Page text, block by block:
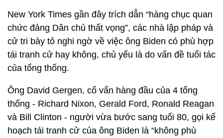
New York Times gần đây trích dẫn “hàng chục quan
chức đảng Dân chủ thất vọng”, các nhà lập pháp và
cử tri bày tỏ nghi ngờ về việc ông Biden có phù hợp
tái tranh cử hay không, chủ yếu là do vấn đề tuổi tác
của tổng thống.
Ông David Gergen, cố vấn hàng đầu của 4 tổng
thống - Richard Nixon, Gerald Ford, Ronald Reagan
và Bill Clinton - người vừa bước sang tuổi 80, gọi kế
hoạch tái tranh cử của ông Biden là “không phù